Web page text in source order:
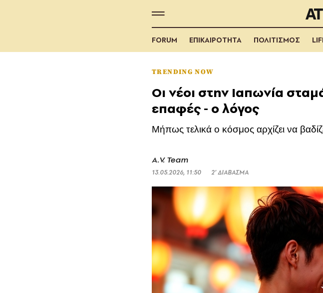
FORUM ΕΠΙΚΑΙΡΟΤΗΤΑ ΠΟΛΙΤΙΣΜΟΣ
TRENDING NOW
Οι νέοι στην Ιαπωνία
επαφές - ο λόγος
Μήπως τελικά ο κόσμος αρχίζει να
A.V. Team
13.05.2026, 11:50 2’ ΔΙΑΒΑΣΜΑ